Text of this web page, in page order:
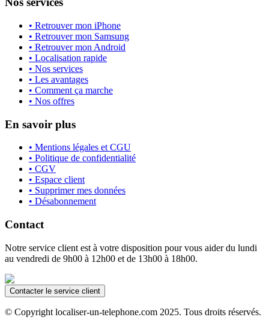
• Retrouver mon iPhone
• Retrouver mon Samsung
• Retrouver mon Android
• Localisation rapide
• Nos services
• Les avantages
• Comment ça marche
• Nos offres
En savoir plus
• Mentions légales et CGU
• Politique de confidentialité
• CGV
• Espace client
• Supprimer mes données
• Désabonnement
Contact
Notre service client est à votre disposition pour vous aider du lundi
au vendredi de 9h00 à 12h00 et de 13h00 à 18h00.
Contacter le service client
© Copyright localiser-un-telephone.com 2025. Tous droits réservés.